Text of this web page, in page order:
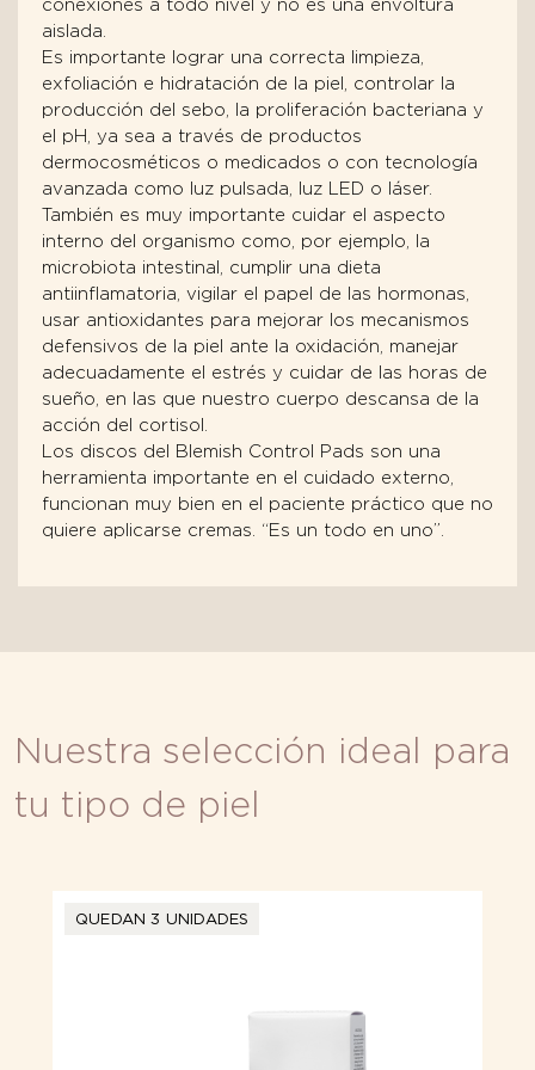
conexiones a todo nivel y no es una envoltura
aislada.
Es importante lograr una correcta limpieza,
exfoliación e hidratación de la piel, controlar la
producción del sebo, la proliferación bacteriana y
el pH, ya sea a través de productos
dermocosméticos o medicados o con tecnología
avanzada como luz pulsada, luz LED o láser.
También es muy importante cuidar el aspecto
interno del organismo como, por ejemplo, la
microbiota intestinal, cumplir una dieta
antiinflamatoria, vigilar el papel de las hormonas,
usar antioxidantes para mejorar los mecanismos
defensivos de la piel ante la oxidación, manejar
adecuadamente el estrés y cuidar de las horas de
sueño, en las que nuestro cuerpo descansa de la
acción del cortisol.
Los discos del Blemish Control Pads son una
herramienta importante en el cuidado externo,
funcionan muy bien en el paciente práctico que no
quiere aplicarse cremas. “Es un todo en uno”.
Nuestra selección ideal para
tu tipo de piel
QUEDAN 3 UNIDADES
QUEDAN 2 UNIDADES
QUEDAN 3 UNIDADES
QUEDAN 2 UNIDADES